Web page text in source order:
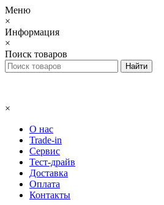
Меню
×
Информация
×
Поиск товаров
×
О нас
Trade-in
Сервис
Тест-драйв
Доставка
Оплата
Контакты